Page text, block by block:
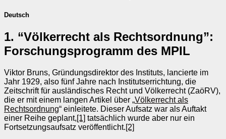
Deutsch
1. “Völkerrecht als Rechtsordnung”:
Forschungsprogramm des MPIL
Viktor Bruns, Gründungsdirektor des Instituts, lancierte im
Jahr 1929, also fünf Jahre nach Institutserrichtung, die
Zeitschrift für ausländisches Recht und Völkerrecht (ZaöRV),
die er mit einem langen Artikel über „Völkerrecht als
Rechtsordnung“ einleitete. Dieser Aufsatz war als Auftakt
einer Reihe geplant,[1] tatsächlich wurde aber nur ein
Fortsetzungsaufsatz veröffentlicht.[2]